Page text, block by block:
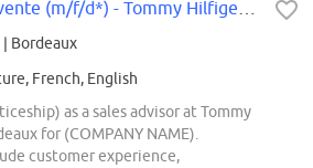
| Bordeaux
French, English
as a sales advisor at Tommy
for (COMPANY NAME).
customer experience,